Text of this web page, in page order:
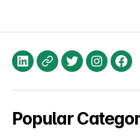
LinkedIn
XINGTwitterInstagram
Popular